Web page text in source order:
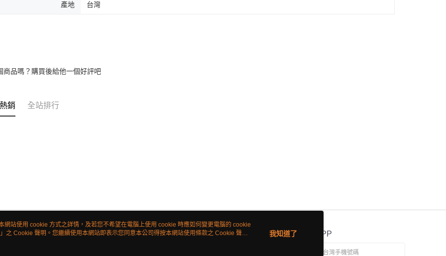
產地 台灣
商品嗎？購買後給他一個好評吧
銷 全站排行
關於我們 客服資訊 官方APP
網站使用 cookie 方式之詳情，及若您不希望在電腦上使用 cookie 時應如何變更電腦的 cookie
」之 Cookie 聲明。您繼續使用本網站即表示您同意本公司得按本網站使用條款之 Cookie 聲明
我知道了